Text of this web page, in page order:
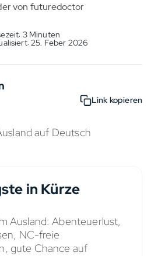
von futuredoctor
3 Minuten
25. Feber 2026
Link kopieren
in Kürze
Ausland: Abenteuerlust,
NC-freie
gute Chance auf